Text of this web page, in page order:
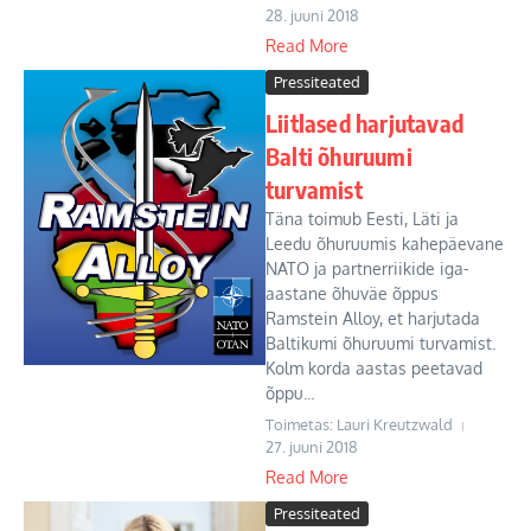
28. juuni 2018
Read More
Pressiteated
Liitlased harjutavad
Balti õhuruumi
turvamist
Täna toimub Eesti, Läti ja
Leedu õhuruumis kahepäevane
NATO ja partnerriikide iga-
aastane õhuväe õppus
Ramstein Alloy, et harjutada
Baltikumi õhuruumi turvamist.
Kolm korda aastas peetavad
õppu...
Toimetas: Lauri Kreutzwald
27. juuni 2018
Read More
Pressiteated